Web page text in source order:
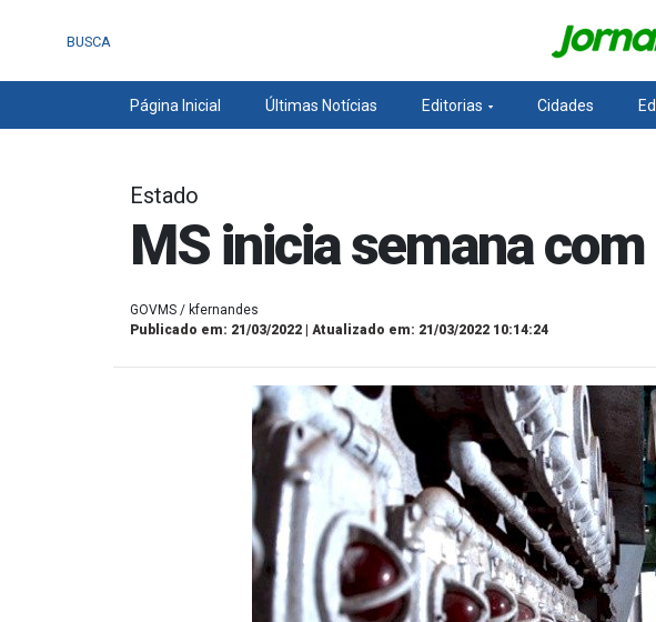
BUSCA
Página Inicial Últimas Notícias Editorias Cidades
Estado
MS inicia semana
GOVMS / kfernandes
Publicado em: 21/03/2022 | Atualizado em: 21/03/2022 10:14:24